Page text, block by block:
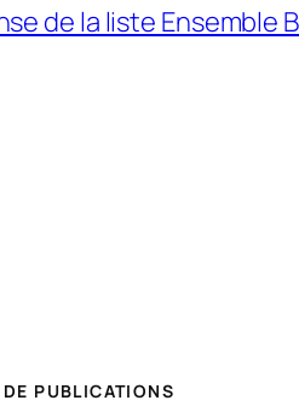
de la liste Ensemble
PUBLICATIONS